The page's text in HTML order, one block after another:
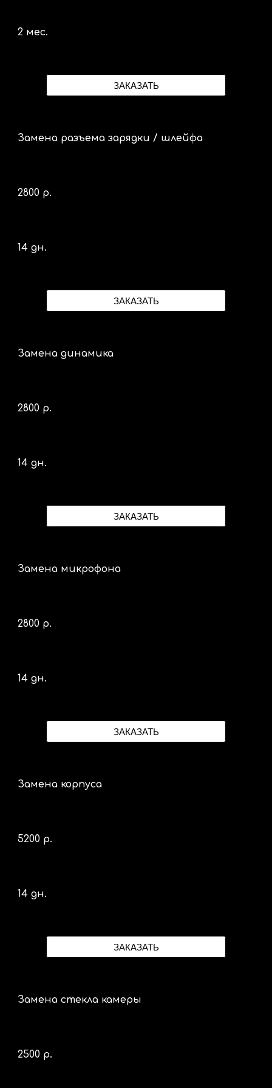
2 мес.
ЗАКАЗАТЬ
Замена разъема зарядки / шлейфа
2800 р.
14 дн.
ЗАКАЗАТЬ
Замена динамика
2800 р.
14 дн.
ЗАКАЗАТЬ
Замена микрофона
2800 р.
14 дн.
ЗАКАЗАТЬ
Замена корпуса
5200 р.
14 дн.
ЗАКАЗАТЬ
Замена стекла камеры
2500 р.